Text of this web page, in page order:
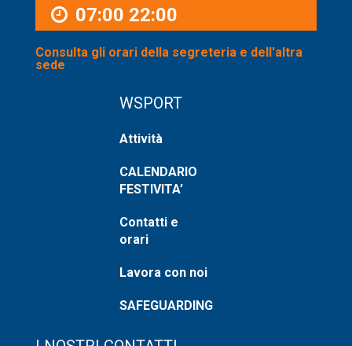
07:00 22:00
Consulta gli orari della segreteria e dell'altra
sede
WSPORT
Attività
CALENDARIO
FESTIVITA’
Contatti e
orari
Lavora con noi
SAFEGUARDING